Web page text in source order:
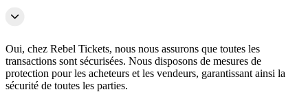
Oui, chez Rebel Tickets, nous nous assurons que toutes les
transactions sont sécurisées. Nous disposons de mesures de
protection pour les acheteurs et les vendeurs, garantissant ainsi la
sécurité de toutes les parties.